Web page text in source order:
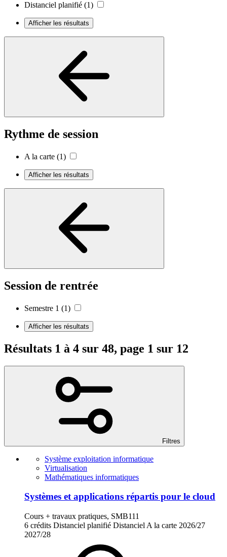
Distanciel planifié (1)
Afficher les résultats
Rythme de session
A la carte (1)
Afficher les résultats
Session de rentrée
Semestre 1 (1)
Afficher les résultats
Résultats 1 à 4 sur 48, page 1 sur 12
Filtres
Système exploitation informatique
Virtualisation
Mathématiques informatiques
Systèmes et applications répartis pour le cloud
Cours + travaux pratiques, SMB111
6 crédits Distanciel planifié Distanciel A la carte 2026/27
2027/28